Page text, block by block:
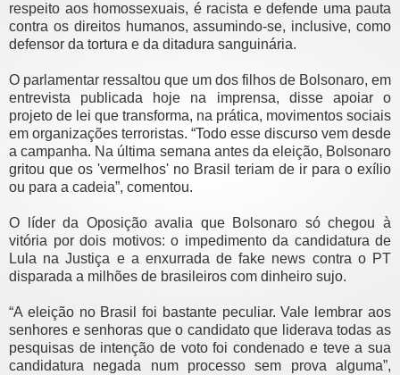
respeito aos homossexuais, é racista e defende uma pauta
contra os direitos humanos, assumindo-se, inclusive, como
defensor da tortura e da ditadura sanguinária.
O parlamentar ressaltou que um dos filhos de Bolsonaro, em
entrevista publicada hoje na imprensa, disse apoiar o
projeto de lei que transforma, na prática, movimentos sociais
em organizações terroristas. “Todo esse discurso vem desde
a campanha. Na última semana antes da eleição, Bolsonaro
gritou que os 'vermelhos' no Brasil teriam de ir para o exílio
ou para a cadeia”, comentou.
O líder da Oposição avalia que Bolsonaro só chegou à
vitória por dois motivos: o impedimento da candidatura de
Lula na Justiça e a enxurrada de fake news contra o PT
disparada a milhões de brasileiros com dinheiro sujo.
“A eleição no Brasil foi bastante peculiar. Vale lembrar aos
senhores e senhoras que o candidato que liderava todas as
pesquisas de intenção de voto foi condenado e teve a sua
candidatura negada num processo sem prova alguma”,